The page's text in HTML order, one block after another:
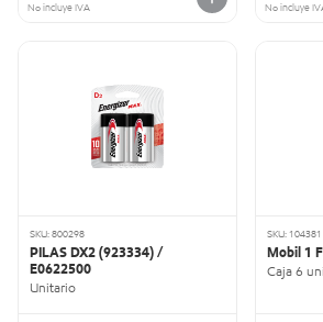
No incluye IVA No incluye
SKU: 800298
PILAS DX2 (923334) /
E0622500
Unitario
SKU: 104381
Mobil 1
Caja 6